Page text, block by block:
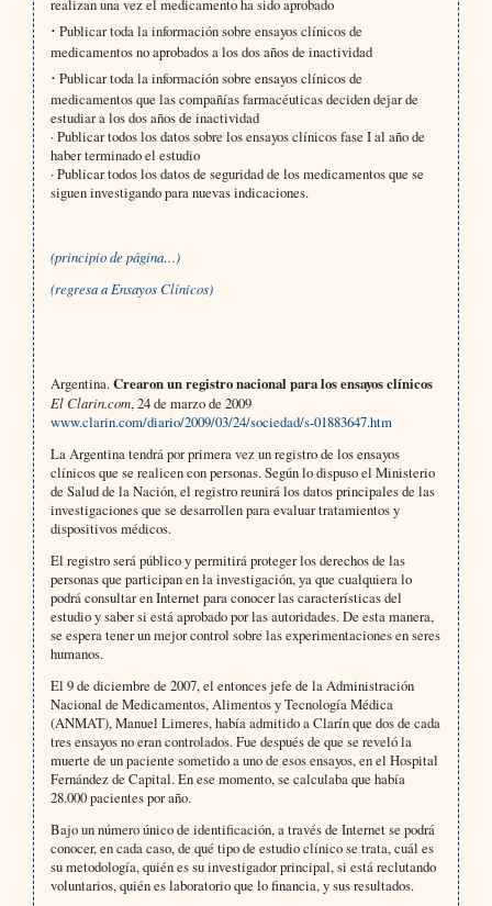
realizan una vez el medicamento ha sido aprobado
· Publicar toda la información sobre ensayos clínicos de
medicamentos no aprobados a los dos años de inactividad
· Publicar toda la información sobre ensayos clínicos de
medicamentos que las compañías farmacéuticas deciden dejar de
estudiar a los dos años de inactividad
· Publicar todos los datos sobre los ensayos clínicos fase I al año de
haber terminado el estudio
· Publicar todos los datos de seguridad de los medicamentos que se
siguen investigando para nuevas indicaciones.
(principio de página…)
(regresa a Ensayos Clínicos)
Argentina.Crearon un registro nacional para los ensayos clínicos
El Clarin.com, 24 de marzo de 2009
www.clarin.com/diario/2009/03/24/sociedad/s-01883647.htm
La Argentina tendrá por primera vez un registro de los ensayos
clínicos que se realicen con personas. Según lo dispuso el Ministerio
de Salud de la Nación, el registro reunirá los datos principales de las
investigaciones que se desarrollen para evaluar tratamientos y
dispositivos médicos.
El registro será público y permitirá proteger los derechos de las
personas que participan en la investigación, ya que cualquiera lo
podrá consultar en Internet para conocer las características del
estudio y saber si está aprobado por las autoridades. De esta manera,
se espera tener un mejor control sobre las experimentaciones en seres
humanos.
El 9 de diciembre de 2007, el entonces jefe de la Administración
Nacional de Medicamentos, Alimentos y Tecnología Médica
(ANMAT), Manuel Limeres, había admitido a Clarín que dos de cada
tres ensayos no eran controlados. Fue después de que se reveló la
muerte de un paciente sometido a uno de esos ensayos, en el Hospital
Fernández de Capital. En ese momento, se calculaba que había
28.000 pacientes por año.
Bajo un número único de identificación, a través de Internet se podrá
conocer, en cada caso, de qué tipo de estudio clínico se trata, cuál es
su metodología, quién es su investigador principal, si está reclutando
voluntarios, quién es laboratorio que lo financia, y sus resultados.